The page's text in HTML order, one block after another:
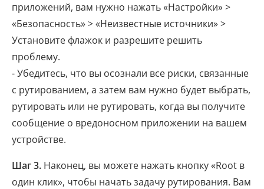
приложений, вам нужно нажать «Настройки» >
«Безопасность» > «Неизвестные источники» >
Установите флажок и разрешите решить
проблему.
- Убедитесь, что вы осознали все риски, связанные
с рутированием, а затем вам нужно будет выбрать,
рутировать или не рутировать, когда вы получите
сообщение о вредоносном приложении на вашем
устройстве.
Шаг 3. Наконец, вы можете нажать кнопку «Root в
один клик», чтобы начать задачу рутирования. Вам